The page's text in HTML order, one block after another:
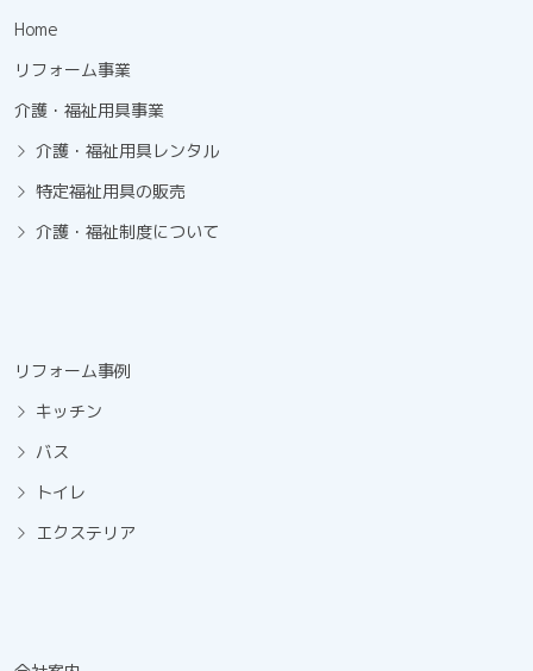
Home
リフォーム事業
介護・福祉用具事業
介護・福祉用具レンタル
特定福祉用具の販売
介護・福祉制度について
リフォーム事例
キッチン
バス
トイレ
エクステリア